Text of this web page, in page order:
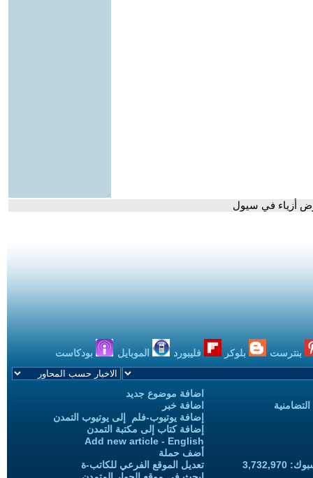
أزياء في سيول
بنترست بلوكر فليبورد الموبايل بودكاست
اضافة موضوع جديد
اضافة خبر
إضافة يوتيوب-فلم إلى يوتيوب التمدن
إضافة كتاب إلى مكتبة التمدن
Add new article - English
أضف حملة
تعديل الموقع الفرعي للكاتب-ة